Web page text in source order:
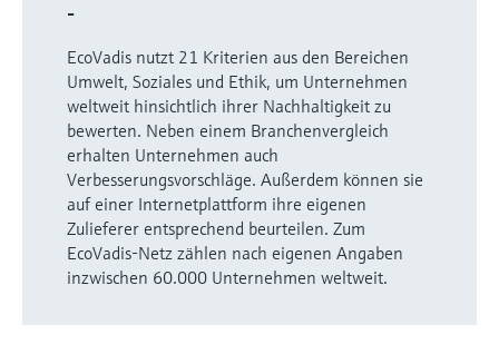
Produktspezifische Informationen und
Dokumente finden
Ersatzteilsuche
Ersatzteile anhand von Produktwurzel,
Bestellcode oder Seriennummer finden
Füllstandsmessung
Füllstandsmessung Druck
Alle ansehen
Analysatoren für Härte, Eisen,
Aluminium & Chromat
Prozessphotometer
Mikrowellentransmission
Memosens-Technologie
Alle ansehen
-
EcoVadis nutzt 21 Kriterien aus den Bereichen
Umwelt, Soziales und Ethik, um Unternehmen
weltweit hinsichtlich ihrer Nachhaltigkeit zu
bewerten. Neben einem Branchenvergleich
erhalten Unternehmen auch
Verbesserungsvorschläge. Außerdem können sie
auf einer Internetplattform ihre eigenen
Zulieferer entsprechend beurteilen. Zum
EcoVadis-Netz zählen nach eigenen Angaben
inzwischen 60.000 Unternehmen weltweit.